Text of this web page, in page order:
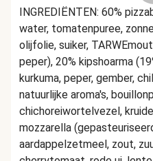
INGREDIËNTEN: 60%
water, tomatenpuree,
olijfolie, suiker,
peper), 20% kipshoarma
kurkuma, peper, gember,
natuurlijke aroma's,
chichoreiwortelvezel,
mozzarella
aardappelzetmeel, zout,